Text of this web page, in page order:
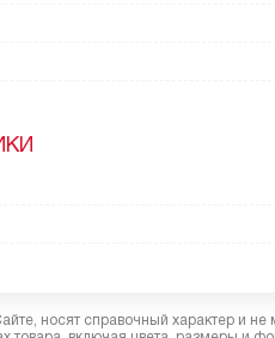
носят справочный характер и не